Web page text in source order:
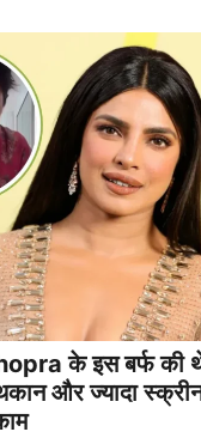
के इस बर्फ की
और ज्यादा